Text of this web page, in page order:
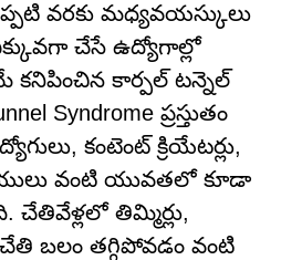
వరకు మధ్యవయస్కులు
చేసే ఉద్యోగాల్లో
కార్పల్ టన్నెల్
Syndrome ప్రస్తుతం
కంటెంట్ క్రియేటర్లు,
వంటి యువతలో కూడా
చేతివేళ్లలో తిమ్మిర్లు,
బలం తగ్గిపోవడం వంటి